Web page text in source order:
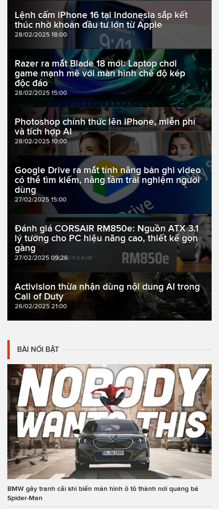
Lệnh cấm iPhone 16 tại Indonesia sắp kết
thúc nhờ khoản đầu tư lớn từ Apple
28/02/2025 18:00
Razer ra mắt Blade 18 mới: Laptop chơi
game mạnh mẽ với màn hình chế độ kép
độc đáo
28/02/2025 15:00
Photoshop chính thức lên iPhone, miễn phí
và tích hợp AI
28/02/2025 10:00
Google Drive ra mắt tính năng bản ghi video
có thể tìm kiếm, nâng tầm trải nghiệm người
dùng
27/02/2025 15:00
Đánh giá CORSAIR RM850e: Nguồn ATX 3.1
lý tưởng cho PC hiệu năng cao, thiết kế gọn
gàng
27/02/2025 09:26
Activision thừa nhận dùng nội dung AI trong
Call of Duty
26/02/2025 21:00
BÀI NỔI BẬT
BMW gây tranh cãi khi biến màn hình ô tô thành nơi quảng bá
Spider-Man